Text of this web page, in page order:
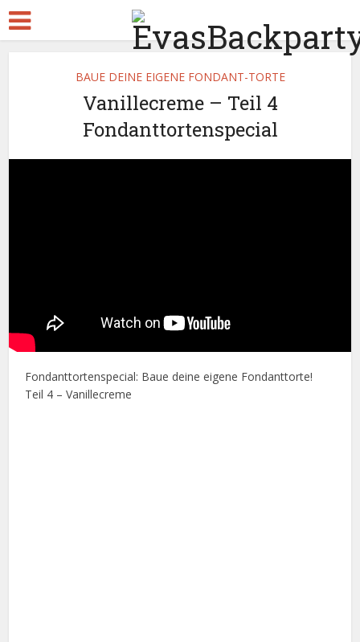
BAUE DEINE EIGENE FONDANT-TORTE
Vanillecreme – Teil 4
Fondanttortenspecial
Fondanttortenspecial: Baue deine eigene Fondanttorte!
Teil 4 – Vanillecreme